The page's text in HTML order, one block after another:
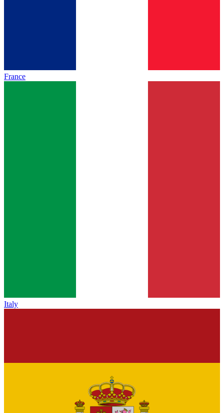
France
Italy